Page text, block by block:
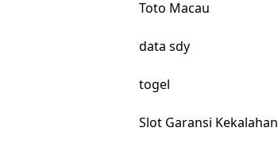
Toto Macau
data sdy
togel
Slot Garansi Kekalahan